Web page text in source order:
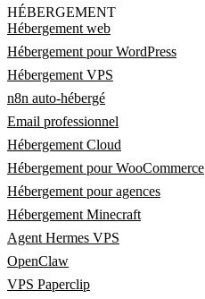
HÉBERGEMENT
Hébergement web
Hébergement pour WordPress
Hébergement VPS
n8n auto-hébergé
Email professionnel
Hébergement Cloud
Hébergement pour WooCommerce
Hébergement pour agences
Hébergement Minecraft
Agent Hermes VPS
OpenClaw
VPS Paperclip